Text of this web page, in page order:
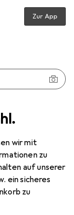
wir mit
zu
auf unserer
ein sicheres
zu
Zur App